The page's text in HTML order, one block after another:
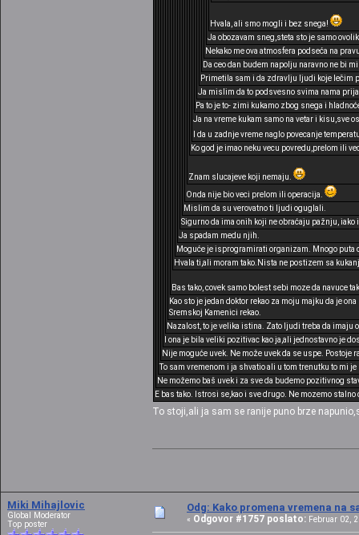
Hvala, ali smo mogli i bez snega!
Ja obozavam sneg,steta sto je samo
Nekako me ova atmosfera podseća na
Da ceo dan budem napolju naravno ne bi
Primetila sam i da zdravlju ljudi koje lečim
Ja mislim da to podsvesno svima nama
Pa to je to- zimi kukamo zbog snega i
Ja na vreme kukam samo na vetar i kisu,sve
I da u zadnje vreme naglo povecanje
Ko god je imao neku vecu povredu,prelom ili
Znam slucajeve koji nemaju.
Onda nije bio veci prelom ili operacija.
Mislim da su verovatno ti ljudi oguglali.
Sigurno da ima onih koji ne obraćaju pažnju, iako
Ja spadam medu njih.
Moguće je isprogramirati organizam. Mnogo puta
Hvala ti,ali moram tako.Nista ne postizem sa
Bas tako, covek samo bolest sebi moze da navuce
Kao sto je jedan doktor rekao za moju majku da je
Sremskoj Kamenici rekao.
Nazalost, to je velika istina. Zato ljudi treba da imaju
I ona je bila veliki pozitivac kao ja,ali jednostavno je
Nije moguće uvek. Ne može uvek da se uspe. Postoje
To sam vremenom i ja shvatio ali u tom trenutku to mi
Ne možemo baš uvek i za sve da budemo pozitivnog
E bas tako. Istrosi se,kao i sve drugo. Ne mozemo
To stoji,ali ja sam se ranije puno brze
Miki Mihajlovic
Global Moderator
Top poster
Odg: Kako promena vremena na
« Odgovor #1757 poslato: Februar 02,